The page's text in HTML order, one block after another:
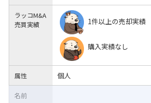
ラッコM&A
売買実績
1件以上の売却実績
購入実績なし
属性 個人
名前